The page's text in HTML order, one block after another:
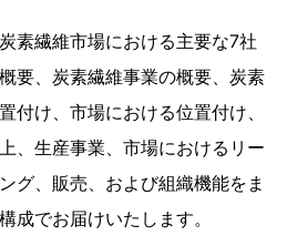
素繊維市場における主要な7社
要、炭素繊維事業の概要、炭素
付け、市場における位置付け、
、生産事業、市場におけるリー
グ、販売、および組織機能をま
成でお届けいたします。